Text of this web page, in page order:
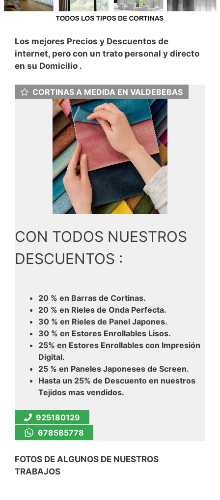
Los mejores Precios y Descuentos de
internet, pero con un trato personal y directo
en su Domicilio .
CORTINAS A MEDIDA EN VALDEBEBAS
CON TODOS NUESTROS
DESCUENTOS :
20 % en Barras de Cortinas.
20 % en Rieles de Onda Perfecta.
30 % en Rieles de Panel Japones.
30 % en Estores Enrollables Lisos.
25% en Estores Enrollables con Impresión
Digital.
25 % en Paneles Japoneses de Screen.
Hasta un 25% de Descuento en nuestros
Tejidos mas vendidos.
925180129
678585778
FOTOS DE ALGUNOS DE NUESTROS
TRABAJOS